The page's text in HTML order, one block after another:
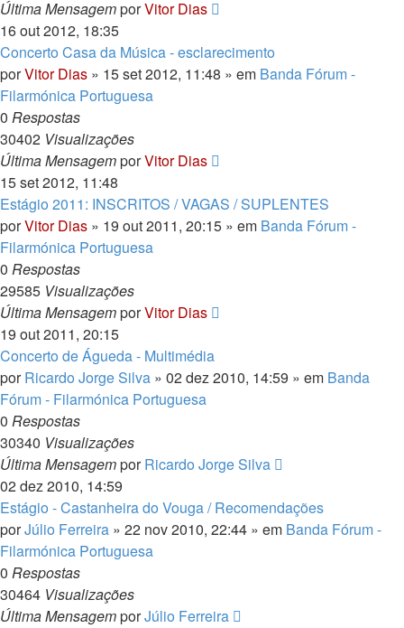
Última MensagemporVitor Dias
16 out 2012, 18:35
Concerto Casa da Música - esclarecimento
porVitor Dias » 15 set 2012, 11:48 » em Banda Fórum -
Filarmónica Portuguesa
0 Respostas
30402 Visualizações
Última MensagemporVitor Dias
15 set 2012, 11:48
Estágio 2011: INSCRITOS / VAGAS / SUPLENTES
porVitor Dias » 19 out 2011, 20:15 » em Banda Fórum -
Filarmónica Portuguesa
0 Respostas
29585 Visualizações
Última MensagemporVitor Dias
19 out 2011, 20:15
Concerto de Águeda - Multimédia
porRicardo Jorge Silva » 02 dez 2010, 14:59 » em Banda
Fórum - Filarmónica Portuguesa
0 Respostas
30340 Visualizações
Última MensagemporRicardo Jorge Silva
02 dez 2010, 14:59
Estágio - Castanheira do Vouga / Recomendações
porJúlio Ferreira » 22 nov 2010, 22:44 » em Banda Fórum -
Filarmónica Portuguesa
0 Respostas
30464 Visualizações
Última MensagemporJúlio Ferreira